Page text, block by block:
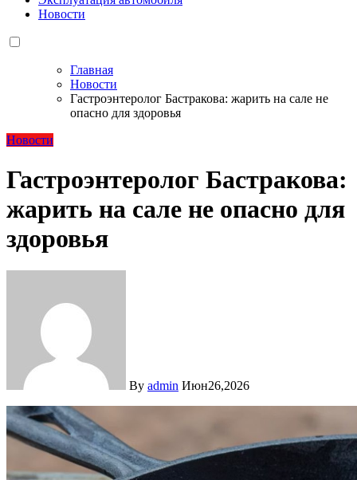
Новости
Главная
Новости
Гастроэнтеролог Бастракова: жарить на сале не
опасно для здоровья
Новости
Гастроэнтеролог Бастракова:
жарить на сале не опасно для
здоровья
By admin Июн26,2026